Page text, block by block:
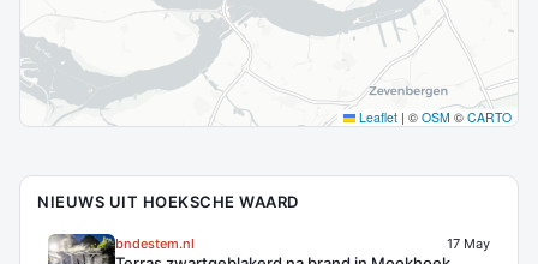
Leaflet | © OSM © CARTO
NIEUWS UIT HOEKSCHE WAARD
bndestem.nl 17 May